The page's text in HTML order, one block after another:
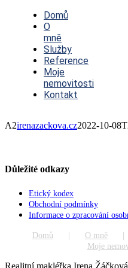
NavigationDomů
O
mně
Služby
Reference
Moje
nemovitosti
Kontakt
A2irenazackova.cz2022-10-
Důležité odkazy
Etický kodex
Obchodní podmínky
Informace o zpracování
Domů O mně
Moje
Realitní makléřka Irena